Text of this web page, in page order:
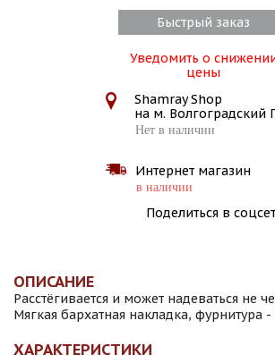
Быстрый заказ
Уведомить о
цены
Shamray Shop
на м. Волгоградский
Нет в наличии
Интернет магазин
в наличии
Поделиться в
ОПИСАНИЕ
Расстёгивается и может надеваться не
Мягкая бархатная накладка, фурнитура
ХАРАКТЕРИСТИКИ